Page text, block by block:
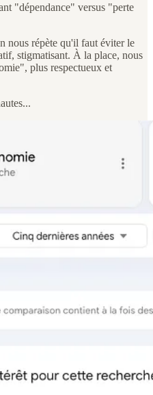
"dépendance" versus "perte
nous répète qu'il faut éviter le
stigmatisant. À la place, nous
plus respectueux et